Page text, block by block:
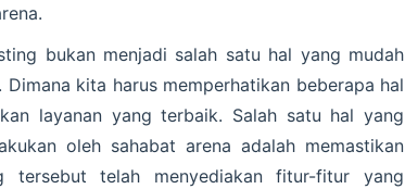
bukan menjadi salah satu hal yang mudah
kita harus memperhatikan beberapa hal
layanan yang terbaik. Salah satu hal yang
oleh sahabat arena adalah memastikan
tersebut telah menyediakan fitur-fitur yang